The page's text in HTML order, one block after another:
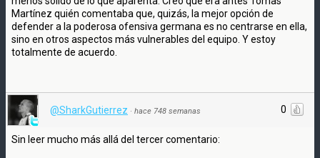
Martínez quién comentaba que, quizás, la mejor opción de
defender a la poderosa ofensiva germana es no centrarse en ella,
sino en otros aspectos más vulnerables del equipo. Y estoy
totalmente de acuerdo.
0
@SharkGutierrez · hace 748 semanas
Sin leer mucho más allá del tercer comentario: